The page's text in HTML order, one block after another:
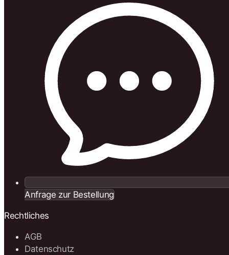
Anfrage zur Bestellung
Rechtliches
AGB
Datenschutz